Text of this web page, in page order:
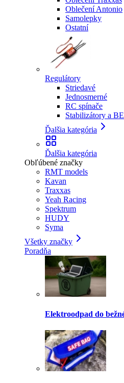
Oblečení Antonio
Samolepky
Ostatní
Regulátory
Striedavé
Jednosmerné
RC spínače
Stabilizátory a
Ďalšia kategória
Ďalšia kategória
Obľúbené značky
RMT models
Kavan
Traxxas
Yeah Racing
Spektrum
HUDY
Syma
Všetky značky
Poradňa
Elektroodpad do